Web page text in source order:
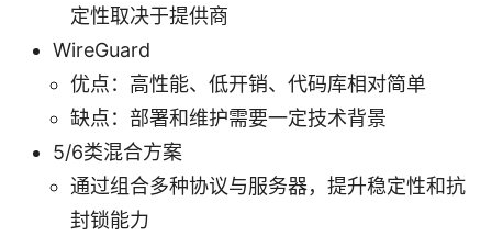
定性取决于提供商
WireGuard
优点：高性能、低开销、代码库相对简单
缺点：部署和维护需要一定技术背景
5/6类混合方案
通过组合多种协议与服务器，提升稳定性和抗
封锁能力